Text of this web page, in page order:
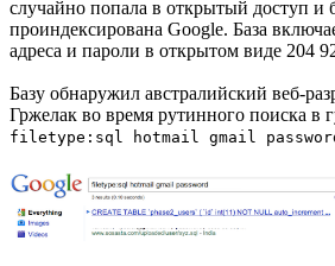
случайно попала в открытый доступ и
проиндексирована Google. База
адреса и пароли в открытом виде 204
Базу обнаружил австралийский веб-
Гржелак во время рутинного поиска в
filetype:sql hotmail gmail